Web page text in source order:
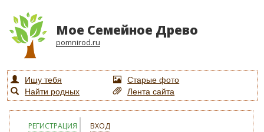
Мое Семейное Древо
pomnirod.ru
Ищу тебя
Старые фото
Найти родных
Лента сайта
РЕГИСТРАЦИЯ ВХОД